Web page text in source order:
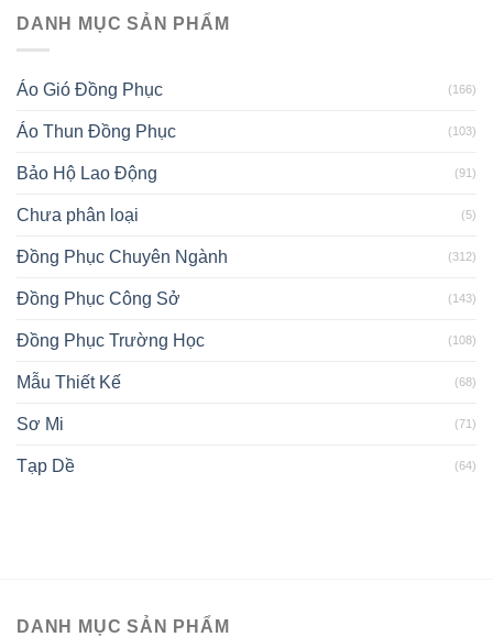
DANH MỤC SẢN PHẨM
Áo Gió Đồng Phục (166)
Áo Thun Đồng Phục (103)
Bảo Hộ Lao Động (91)
Chưa phân loại (5)
Đồng Phục Chuyên Ngành (312)
Đồng Phục Công Sở (143)
Đồng Phục Trường Học (108)
Mẫu Thiết Kế (68)
Sơ Mi (71)
Tạp Dề (64)
DANH MỤC SẢN PHẨM